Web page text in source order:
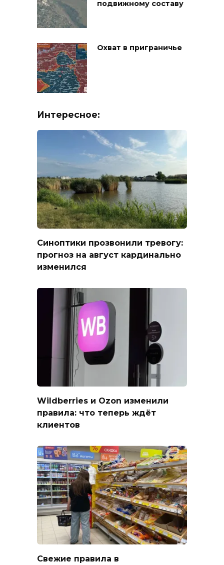
подвижному составу
Охват в приграничье
Интересное:
Синоптики прозвонили тревогу:
прогноз на август кардинально
изменился
Wildberries и Ozon изменили
правила: что теперь ждёт
клиентов
Свежие правила в